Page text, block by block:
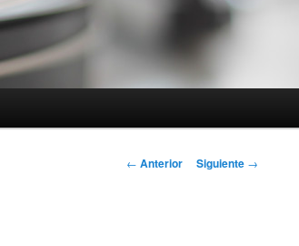
Navegador de
← Anterior Siguiente →